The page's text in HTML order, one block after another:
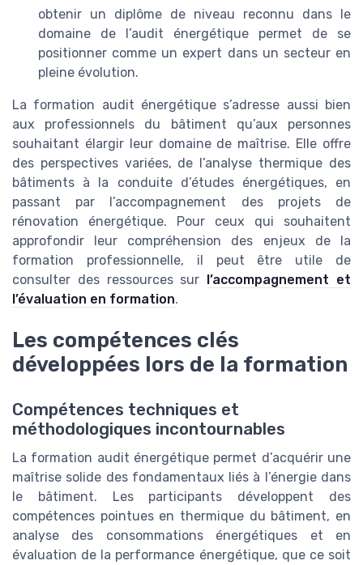
obtenir un diplôme de niveau reconnu dans le
domaine de l’audit énergétique permet de se
positionner comme un expert dans un secteur en
pleine évolution.
La formation audit énergétique s’adresse aussi bien
aux professionnels du bâtiment qu’aux personnes
souhaitant élargir leur domaine de maîtrise. Elle offre
des perspectives variées, de l’analyse thermique des
bâtiments à la conduite d’études énergétiques, en
passant par l’accompagnement des projets de
rénovation énergétique. Pour ceux qui souhaitent
approfondir leur compréhension des enjeux de la
formation professionnelle, il peut être utile de
consulter des ressources sur
l’accompagnement et
l’évaluation en formation.
Les compétences clés
développées lors de la formation
Compétences techniques et
méthodologiques incontournables
La formation audit énergétique permet d’acquérir une
maîtrise solide des fondamentaux liés à l’énergie dans
le bâtiment. Les participants développent des
compétences pointues en thermique du bâtiment, en
analyse des consommations énergétiques et en
évaluation de la performance énergétique, que ce soit